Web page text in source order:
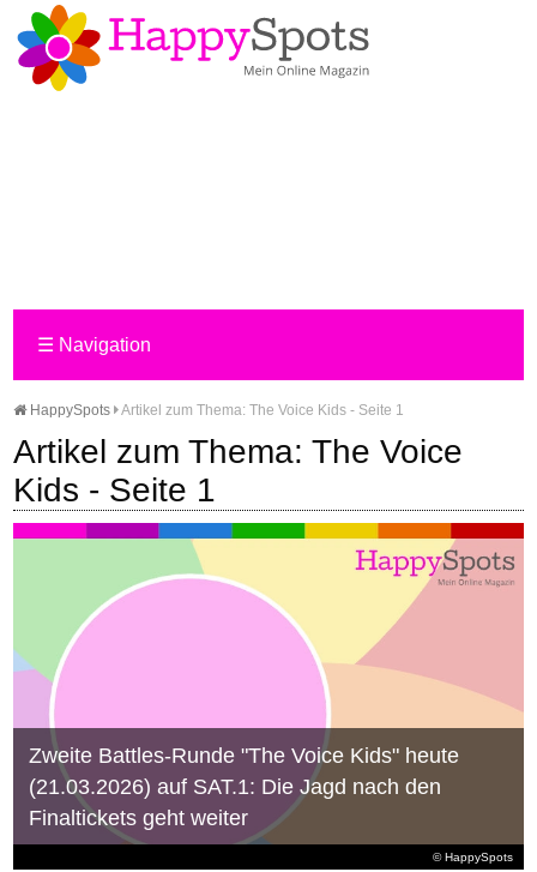
☰ Navigation
HappySpots Artikel zum Thema: The Voice Kids - Seite 1
Artikel zum Thema: The Voice
Kids - Seite 1
© HappySpots
Zweite Battles-Runde "The Voice Kids" heute
(21.03.2026) auf SAT.1: Die Jagd nach den
Finaltickets geht weiter